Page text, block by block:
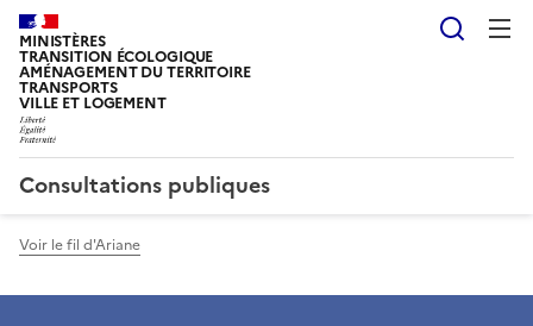
MINISTÈRES
TRANSITION ÉCOLOGIQUE
AMÉNAGEMENT DU TERRITOIRE
TRANSPORTS
VILLE ET LOGEMENT
Consultations publiques
Voir le fil d'Ariane